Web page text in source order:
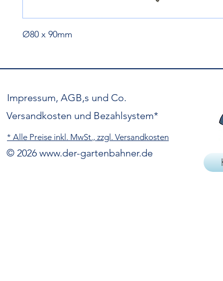
Ø80 x 90mm
Impressum, AGB,s und Co.
Versandkosten und Bezahlsystem*
* Alle Preise inkl. MwSt., zzgl. Versandkosten
© 2026 www.der-gartenbahner.de